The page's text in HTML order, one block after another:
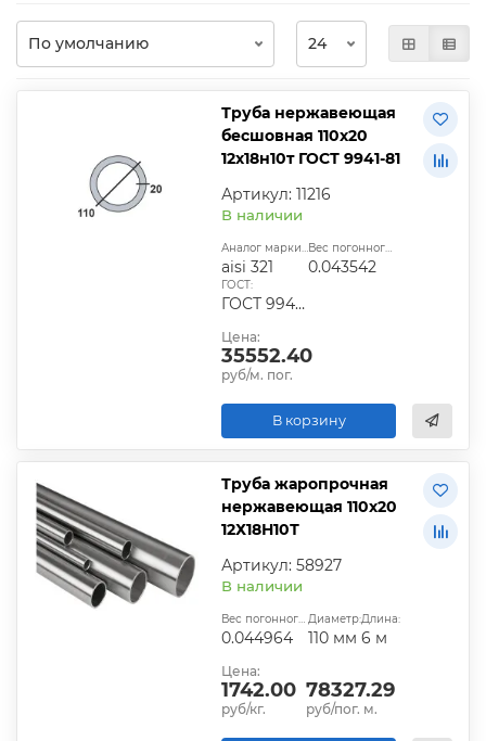
Труба нержавеющая
бесшовная 110х20
12х18н10т ГОСТ 9941-81
Артикул: 11216
В наличии
Аналог марки стали:
aisi 321
Вес погонного метра, т.:
0.043542
ГОСТ:
ГОСТ 9940-81, ГОСТ 9941-81, ГОСТ 24030-80, ГОСТ 10498-82
Цена:
35552.40
руб/м. пог.
В корзину
Труба жаропрочная
нержавеющая 110х20
12Х18Н10Т
Артикул: 58927
В наличии
Вес погонного метра, т.:
0.044964
Диаметр:
110 мм
Длина:
6 м
Цена:
1742.00
руб/кг.
78327.29
руб/пог. м.